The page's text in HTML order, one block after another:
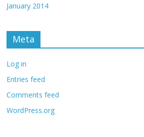
January 2014
Meta
Log in
Entries feed
Comments feed
WordPress.org